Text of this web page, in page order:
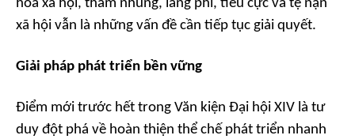
hóa xã hội, tham nhũng, lãng phí, tiêu cực và tệ nạn
xã hội vẫn là những vấn đề cần tiếp tục giải quyết.
Giải pháp phát triển bền vững
Điểm mới trước hết trong Văn kiện Đại hội XIV là tư
duy đột phá về hoàn thiện thể chế phát triển nhanh